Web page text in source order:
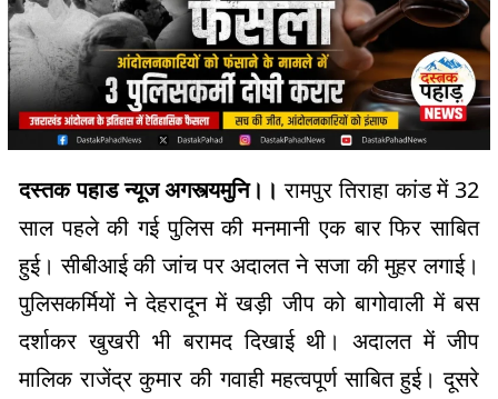
दस्तक पहाड न्यूज अगस्त्यमुनि।।रामपुर तिराहा कांड में 32
साल पहले की गई पुलिस की मनमानी एक बार फिर साबित
हुई। सीबीआई की जांच पर अदालत ने सजा की मुहर लगाई।
पुलिसकर्मियों ने देहरादून में खड़ी जीप को बागोवाली में बस
दर्शाकर खुखरी भी बरामद दिखाई थी। अदालत में जीप
मालिक राजेंद्र कुमार की गवाही महत्वपूर्ण साबित हुई। दूसरे